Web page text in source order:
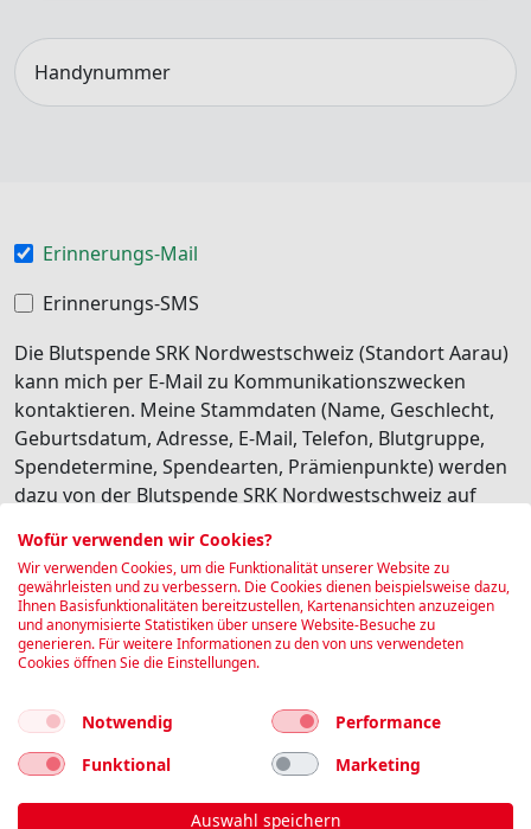
Handynummer
Erinnerungs-Mail
Erinnerungs-SMS
Die Blutspende SRK Nordwestschweiz (Standort Aarau)
kann mich per E-Mail zu Kommunikationszwecken
kontaktieren. Meine Stammdaten (Name, Geschlecht,
Geburtsdatum, Adresse, E-Mail, Telefon, Blutgruppe,
Spendetermine, Spendearten, Prämienpunkte) werden
dazu von der Blutspende SRK Nordwestschweiz auf
Besonders schützenswerte Personendaten (z.B.
Gesundheitsdaten) werden dabei nicht transferiert. Ich
habe jederzeit die Möglichkeit, diese personalisierte
Kommunikation wieder abzubestellen.
Buchen
Wofür verwenden wir Cookies?
Wir verwenden Cookies, um die Funktionalität unserer Website zu
gewährleisten und zu verbessern. Die Cookies dienen beispielsweise dazu,
Ihnen Basisfunktionalitäten bereitzustellen, Kartenansichten anzuzeigen
und anonymisierte Statistiken über unsere Website-Besuche zu
generieren. Für weitere Informationen zu den von uns verwendeten
Cookies öffnen Sie die Einstellungen.
Notwendig
Performance
Funktional
Marketing
Auswahl speichern